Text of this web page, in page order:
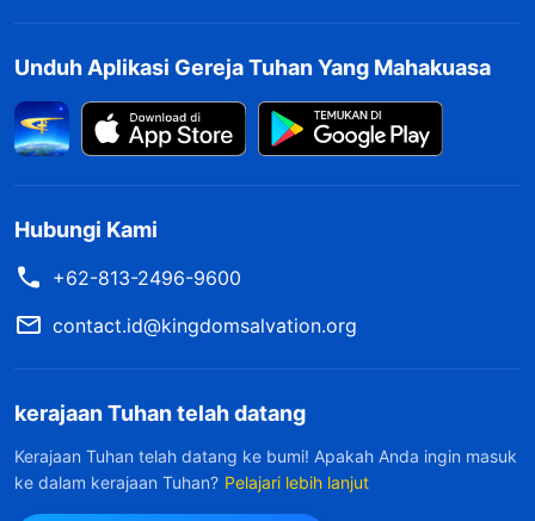
Unduh Aplikasi Gereja Tuhan Yang Mahakuasa
Hubungi Kami
+62-813-2496-9600
contact.id@kingdomsalvation.org
kerajaan Tuhan telah datang
Kerajaan Tuhan telah datang ke bumi! Apakah Anda ingin masuk
ke dalam kerajaan Tuhan? Pelajari lebih lanjut